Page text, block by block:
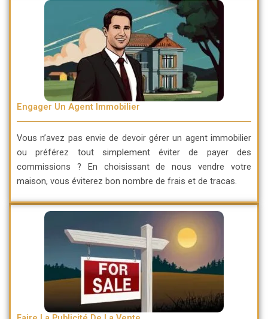
Engager Un Agent Immobilier
Vous n’avez pas envie de devoir gérer un agent immobilier
ou préférez tout simplementéviter de payer des
commissions ? En choisissant de nous vendre votre
maison, vous éviterez bon nombre de frais et de tracas.